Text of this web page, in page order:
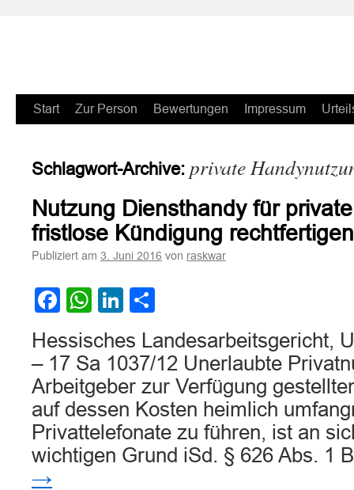
Zum
springen
Start Zur Person Bewertungen Impressum
Schlagwort-Archive: private
Nutzung Diensthandy für
fristlose Kündigung rechtfertigen
Publiziert am 3. Juni 2016 von raskwar
Facebook
WhatsApp
LinkedIn
Hessisches Landesarbeitsgericht,
– 17 Sa 1037/12 Unerlaubte
Arbeitgeber zur Verfügung
auf dessen Kosten heimlich
Privattelefonate zu führen, ist an
wichtigen Grund iSd. § 626 Abs. 1
→